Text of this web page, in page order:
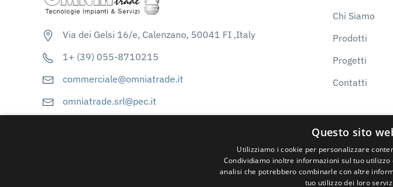
Via dei Gelsi 16/e, Calenzano, 50041 FI ,Italy
1+ (39) 055-8710215
commerciale@omniatrade.it
omniatrade.srl@pec.it
Chi Siamo
Prodotti
Progetti
Contatti
Questo sito
Utilizziamo i cookie per personalizzare
Condividiamo inoltre informazioni sul tuo
analisi che potrebbero combinarle con altre
tuo utilizzo dei loro